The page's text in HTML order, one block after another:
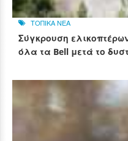
ΤΟΠΙΚΑ ΝΕΑ
Σύγκρουση
όλα τα Bell μετά το